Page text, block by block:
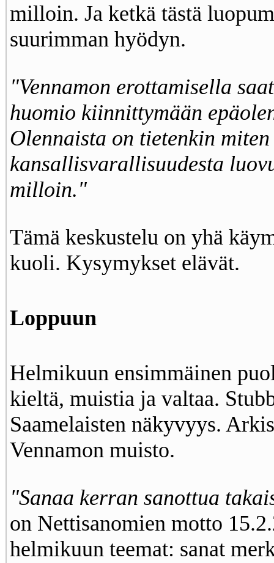
milloin. Ja ketkä tästä
suurimman hyödyn.
"Vennamon erottamisella
huomio kiinnittymään
Olennaista on tietenkin miten
kansallisvarallisuudesta
milloin."
Tämä keskustelu on yhä
kuoli. Kysymykset elävät.
Loppuun
Helmikuun ensimmäinen
kieltä, muistia ja valtaa.
Saamelaisten näkyvyys.
Vennamon muisto.
"Sanaa kerran sanottua
on Nettisanomien motto
helmikuun teemat: sanat